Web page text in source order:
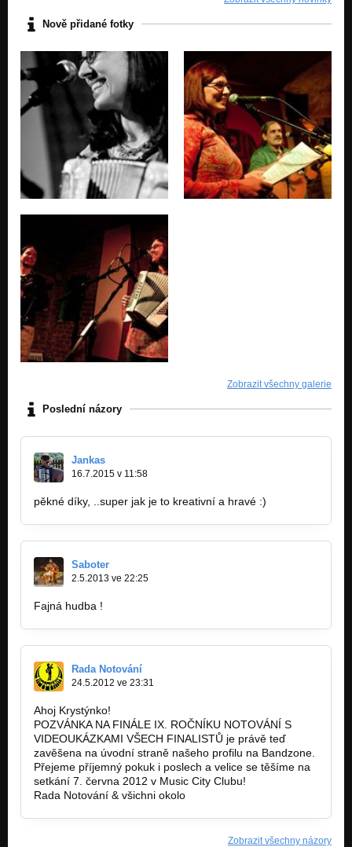
Nově přidané fotky
Zobrazit všechny galerie
Poslední názory
Jankas
16.7.2015 v 11:58
pěkné díky, ..super jak je to kreativní a hravé :)
Saboter
2.5.2013 ve 22:25
Fajná hudba !
Rada Notování
24.5.2012 ve 23:31
Ahoj Krystýnko!
POZVÁNKA NA FINÁLE IX. ROČNÍKU NOTOVÁNÍ S
VIDEOUKÁZKAMI VŠECH FINALISTŮ je právě teď
zavěšena na úvodní straně našeho profilu na Bandzone.
Přejeme příjemný pokuk i poslech a velice se těšíme na
setkání 7. června 2012 v Music City Clubu!
Rada Notování & všichni okolo
Zobrazit všechny názory